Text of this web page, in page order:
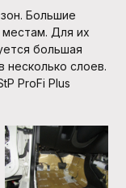
Большие
Для их
большая
несколько слоев.
ProFi Plus